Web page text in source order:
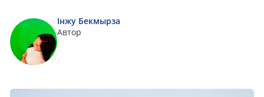
Інжу Бекмырза
Автор